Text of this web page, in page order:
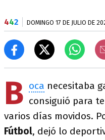
442 DOMINGO 17 DE JULIO DE
B oca necesitaba
consiguió para
varios días movidos.
Fútbol, dejó lo